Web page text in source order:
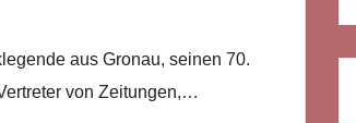
aus Gronau, seinen 70.
von Zeitungen,…